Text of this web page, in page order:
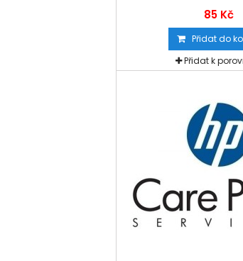
85 Kč
Přidat do
Přidat k